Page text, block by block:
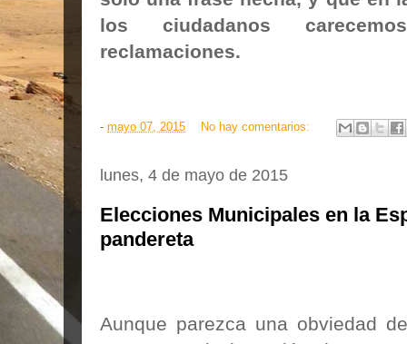
los ciudadanos
reclamaciones.
- mayo 07, 2015 No hay comentarios:
lunes, 4 de mayo de 2015
Elecciones Municipales en la
pandereta
Aunque parezca una obviedad